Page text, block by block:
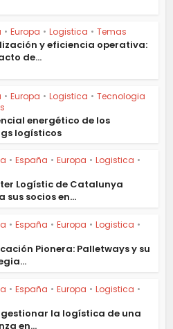
• Europa • Logistica • Temas
y eficiencia operativa:
de...
• Europa • Logistica • Tecnologia
energético de los
logísticos
• España • Europa • Logistica •
Logístic de Catalunya
sus socios en...
• España • Europa • Logistica •
Pionera: Palletways y su
• España • Europa • Logistica •
la logística de una
en...